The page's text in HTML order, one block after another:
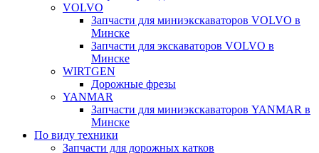
VOLVO
Запчасти для миниэкскаваторов VOLVO в
Минске
Запчасти для экскаваторов VOLVO в
Минске
WIRTGEN
Дорожные фрезы
YANMAR
Запчасти для миниэкскаваторов YANMAR в
Минске
По виду техники
Запчасти для дорожных катков